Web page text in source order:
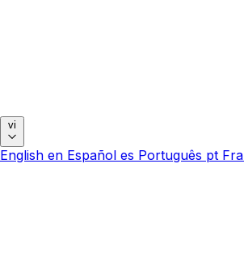
vi
English en Español es Português pt